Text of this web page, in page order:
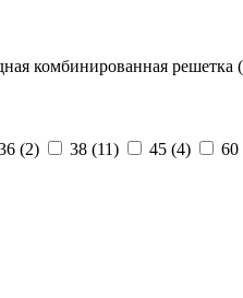
комбинированная решетка
(2) 38 (11) 45 (4) 60